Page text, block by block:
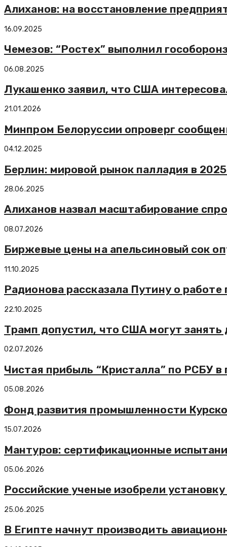
Алиханов: на восстановление
16.09.2025
Чемезов: “Ростех” выполнил
06.08.2025
Лукашенко заявил, что США
21.01.2026
Минпром Белоруссии опроверг
04.12.2025
Берлин: мировой рынок палладия в
28.06.2025
Алиханов назвал масштабирование
08.07.2026
Биржевые цены на апельсиновый сок
11.10.2025
Радионова рассказала Путину о
22.10.2025
Трамп допустил, что США могут занять
02.07.2026
Чистая прибыль “Кристалла” по РСБУ в
05.08.2026
Фонд развития промышленности
15.07.2026
Мантуров: сертификационные
05.06.2026
Российские ученые изобрели
25.06.2025
В Египте начнут производить